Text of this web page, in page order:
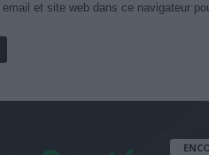
et site web dans ce navigateur